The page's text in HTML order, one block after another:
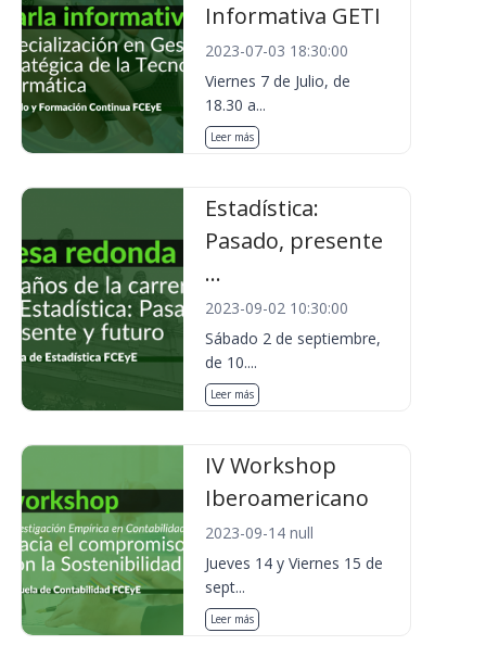
Informativa GETI
2023-07-03 18:30:00
Viernes 7 de Julio, de
18.30 a...
Leer más
Estadística:
Pasado, presente
...
2023-09-02 10:30:00
Sábado 2 de septiembre,
de 10....
Leer más
IV Workshop
Iberoamericano
2023-09-14 null
Jueves 14 y Viernes 15 de
sept...
Leer más